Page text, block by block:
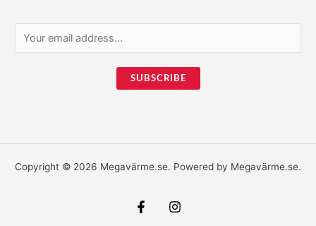
m
SUBSCRIBE
Copyright © 2026 Megavärme.se. Powered by Megavärme.se.